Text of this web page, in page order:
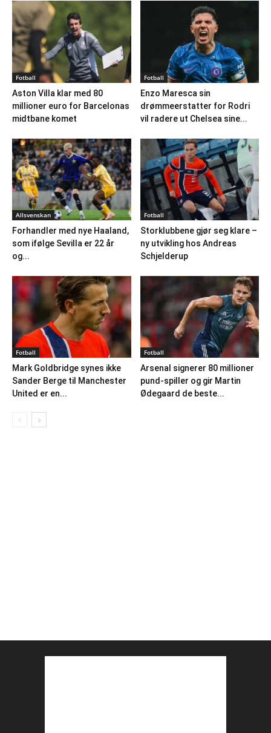
Fotball
Aston Villa klar med 80
millioner euro for Barcelonas
midtbane komet
Fotball
Enzo Maresca sin
drømmeerstatter for Rodri
vil radere ut Chelsea sine...
Allsvenskan
Forhandler med nye Haaland,
som ifølge Sevilla er 22 år
og...
Fotball
Storklubbene gjør seg klare –
ny utvikling hos Andreas
Schjelderup
Fotball
Mark Goldbridge synes ikke
Sander Berge til Manchester
United er en...
Fotball
Arsenal signerer 80 millioner
pund-spiller og gir Martin
Ødegaard de beste...